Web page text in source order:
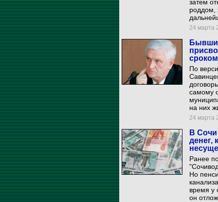
затем
роддом,
24 марта
сроком
По
самому
на них
24 марта
В Сочи
денег,
Ранее
Но
время у
он